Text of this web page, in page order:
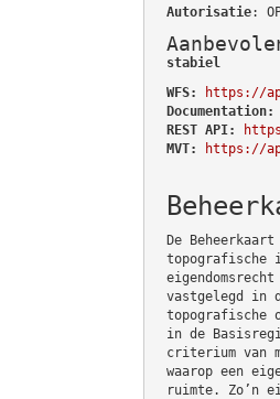
Autorisatie:
stabiel
WFS:
https://
Documentation:
REST API:
MVT:
https://
De
topografische
vastgelegd in
topografische
in de
criterium van
waarop een
ruimte. Zo’n